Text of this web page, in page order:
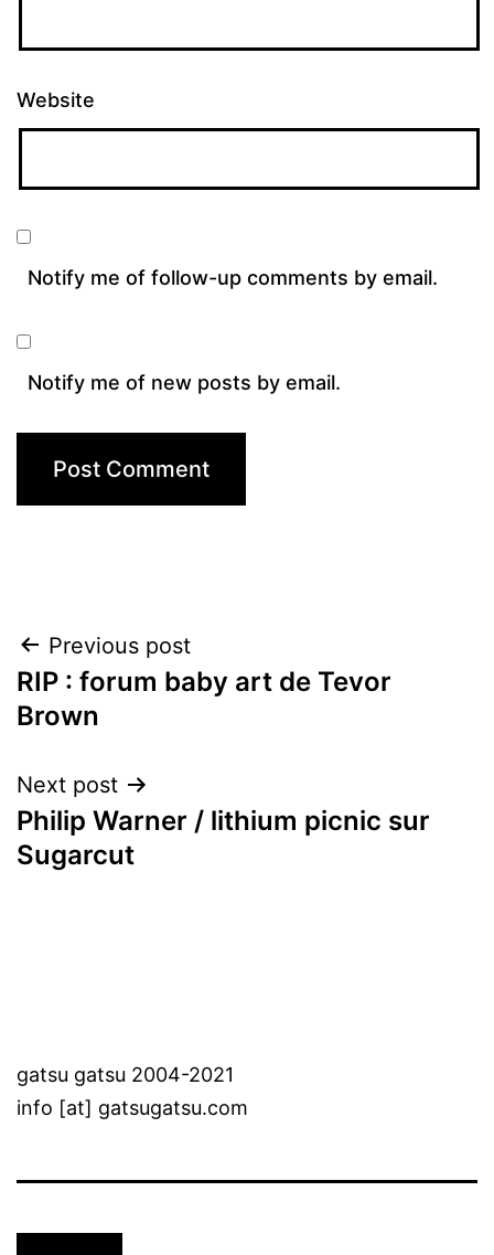
Website
Notify me of follow-up comments by email.
Notify me of new posts by email.
Post
navigation
Previous post
RIP : forum baby art de Tevor
Brown
Next post
Philip Warner / lithium picnic sur
Sugarcut
gatsu gatsu 2004-2021
info [at] gatsugatsu.com